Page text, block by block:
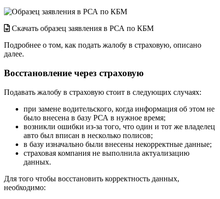
Скачать образец заявления в РСА по КБМ
Подробнее о том, как подать жалобу в страховую, описано
далее.
Восстановление через страховую
Подавать жалобу в страховую стоит в следующих случаях:
при замене водительского, когда информация об этом не
было внесена в базу РСА в нужное время;
возникли ошибки из-за того, что один и тот же владелец
авто был вписан в несколько полисов;
в базу изначально были внесены некорректные данные;
страховая компания не выполнила актуализацию
данных.
Для того чтобы восстановить корректность данных,
необходимо: